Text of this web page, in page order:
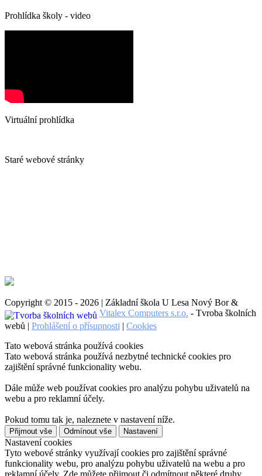
Prohlídka školy - video
Virtuální prohlídka
Staré webové stránky
Copyright © 2015 - 2026 | Základní škola U Lesa Nový Bor &
Vitalex Computers s.r.o. - Tvroba školních
webů | Prohlášení o přísupnosti | Cookies
Tato webová stránka používá cookies
Tato webová stránka používá nezbytné technické cookies pro
zajištění správné funkcionality webu.
Dále může web používat cookies pro analýzu pohybu uživatelů na
webu a pro reklamní účely.
Pokud tomu tak je, naleznete v nastavení níže.
Přijmout vše Odmínout vše Nastavení
Nastavení cookies
Tyto webové stránky využívají cookies pro zajištění správné
funkcionality webu, pro analýzu pohybu uživatelů na webu a pro